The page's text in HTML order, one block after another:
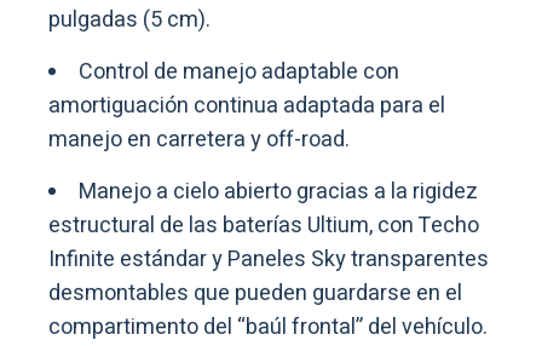
pulgadas (5 cm).
Control de manejo adaptable con
amortiguación continua adaptada para el
manejo en carretera y off-road.
Manejo a cielo abierto gracias a la rigidez
estructural de las baterías Ultium, con Techo
Infinite estándar y Paneles Sky transparentes
desmontables que pueden guardarse en el
compartimento del “baúl frontal” del vehículo.